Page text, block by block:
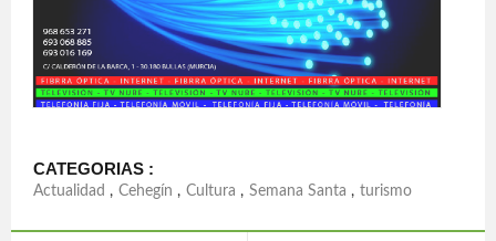
CATEGORIAS :
Actualidad , Cehegín , Cultura , Semana Santa , turismo